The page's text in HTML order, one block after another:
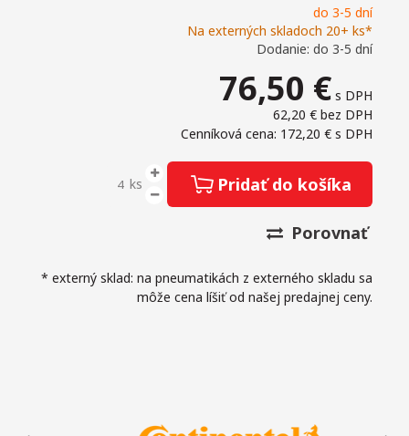
do 3-5 dní
Na externých skladoch 20+ ks*
Dodanie: do 3-5 dní
76,50 € s DPH
62,20 € bez DPH
Cenníková cena: 172,20 € s DPH
ks Pridať do košíka
Porovnať
* externý sklad: na pneumatikách z externého skladu sa
môže cena líšiť od našej predajnej ceny.